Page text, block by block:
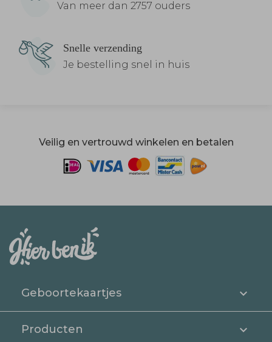
Van meer dan 2757 ouders
Snelle verzending
Je bestelling snel in huis
Veilig en vertrouwd winkelen en betalen
Geboortekaartjes
Producten